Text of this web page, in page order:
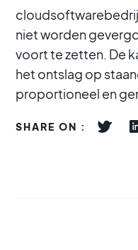
niet worden
voort te zetten. De
het ontslag op
proportioneel en
SHARE ON :